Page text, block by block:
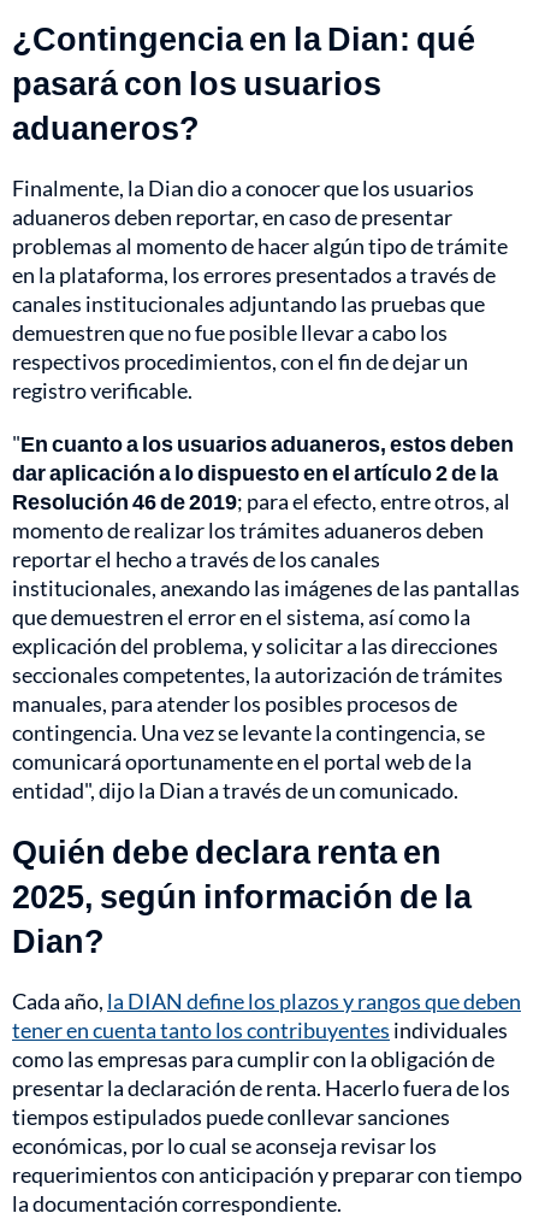
¿Contingencia en la Dian: qué
pasará con los usuarios
aduaneros?
Finalmente, la Dian dio a conocer que los usuarios
aduaneros deben reportar, en caso de presentar
problemas al momento de hacer algún tipo de trámite
en la plataforma, los errores presentados a través de
canales institucionales adjuntando las pruebas que
demuestren que no fue posible llevar a cabo los
respectivos procedimientos, con el fin de dejar un
registro verificable.
"En cuanto a los usuarios aduaneros, estos deben
dar aplicación a lo dispuesto en el artículo 2 de la
Resolución 46 de 2019; para el efecto, entre otros, al
momento de realizar los trámites aduaneros deben
reportar el hecho a través de los canales
institucionales, anexando las imágenes de las pantallas
que demuestren el error en el sistema, así como la
explicación del problema, y solicitar a las direcciones
seccionales competentes, la autorización de trámites
manuales, para atender los posibles procesos de
contingencia. Una vez se levante la contingencia, se
comunicará oportunamente en el portal web de la
entidad", dijo la Dian a través de un comunicado.
Quién debe declara renta en
2025, según información de la
Dian?
Cada año, la DIAN define los plazos y rangos que deben
tener en cuenta tanto los contribuyentes individuales
como las empresas para cumplir con la obligación de
presentar la declaración de renta. Hacerlo fuera de los
tiempos estipulados puede conllevar sanciones
económicas, por lo cual se aconseja revisar los
requerimientos con anticipación y preparar con tiempo
la documentación correspondiente.